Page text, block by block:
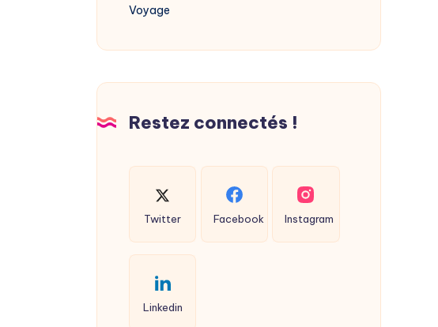
Voyage
Restez connectés !
Twitter Facebook Instagram
Linkedin